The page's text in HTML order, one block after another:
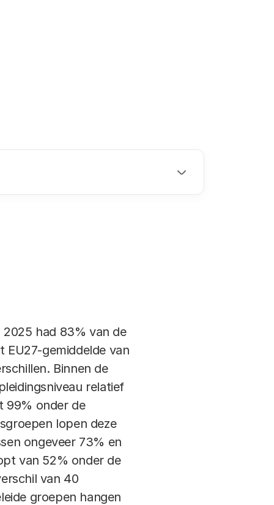
houdt in dat mensen wordt
wanneer iemand een digitale
voor deze taak beschikt.
niet altijd duidelijk is of mensen
Hierbij wordt bij een
omgaan met bijvoorbeeld het
had 83% van de
EU27-gemiddelde van
Binnen de
relatief
99% onder de
lopen deze
ongeveer 73% en
van 52% onder de
van 40
groepen hangen